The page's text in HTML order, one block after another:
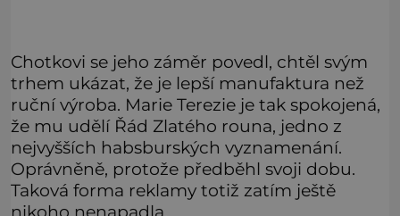
Chotkovi se jeho záměr povedl, chtěl svým
trhem ukázat, že je lepší manufaktura než
ruční výroba. Marie Terezie je tak spokojená,
že mu udělí Řád Zlatého rouna, jedno z
nejvyšších habsburských vyznamenání.
Oprávněně, protože předběhl svoji dobu.
Taková forma reklamy totiž zatím ještě
nikoho nenapadla.